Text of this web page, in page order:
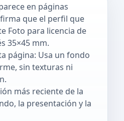
en páginas
que el perfil que
Foto para licencia de
35×45 mm.
página: Usa un fondo
sin texturas ni
más reciente de la
la presentación y la